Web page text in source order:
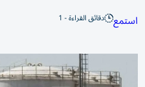
استمع دقائق القراءة - 1